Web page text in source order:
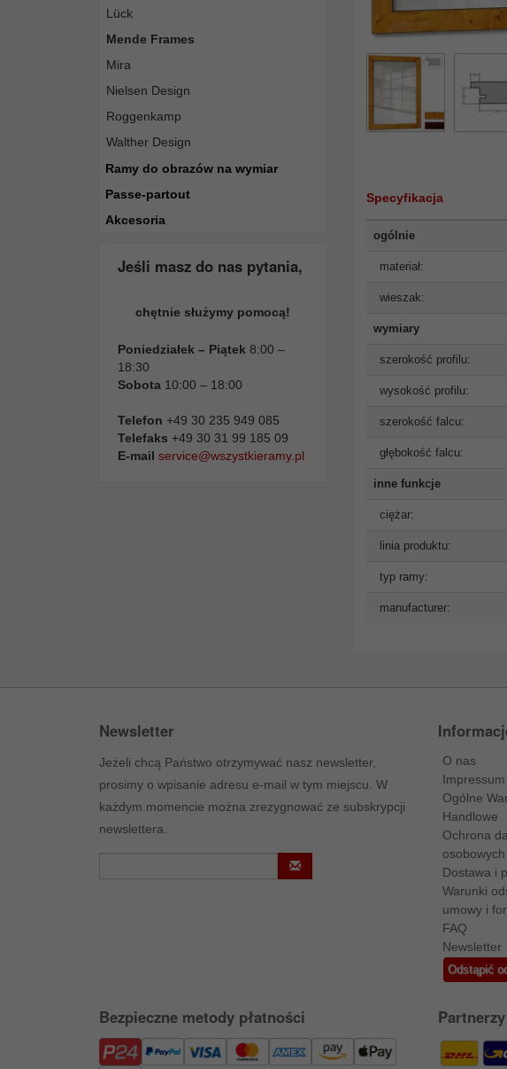
Lück
Mende Frames
Mira
Nielsen Design
Roggenkamp
Walther Design
Ramy do obrazów na wymiar
Passe-partout
Akcesoria
Jeśli masz do nas pytania,
chętnie służymy pomocą!
Poniedziałek – Piątek 8:00 –
18:30
Sobota 10:00 – 18:00
Telefon +49 30 235 949 085
Telefaks +49 30 31 99 185 09
E-mail service@wszystkieramy.pl
Specyfikacja
ogólnie
materiał:
wieszak:
wymiary
szerokość profilu:
wysokość profilu:
szerokość falcu:
głębokość falcu:
inne funkcje
ciężar:
linia produktu:
typ ramy:
manufacturer:
Newsletter
Jeżeli chcą Państwo otrzymywać nasz newsletter,
prosimy o wpisanie adresu e-mail w tym miejscu. W
każdym momencie można zrezygnować ze subskrypcji
newslettera.
O nas
Impressum
Ogólne
Handlowe
Ochrona
osobowych
Dostawa i
Warunki
umowy i
FAQ
Newsletter
Odstąpić
Bezpieczne metody płatności